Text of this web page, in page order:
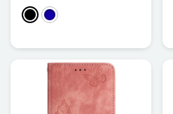
ZwartDonkerblauw